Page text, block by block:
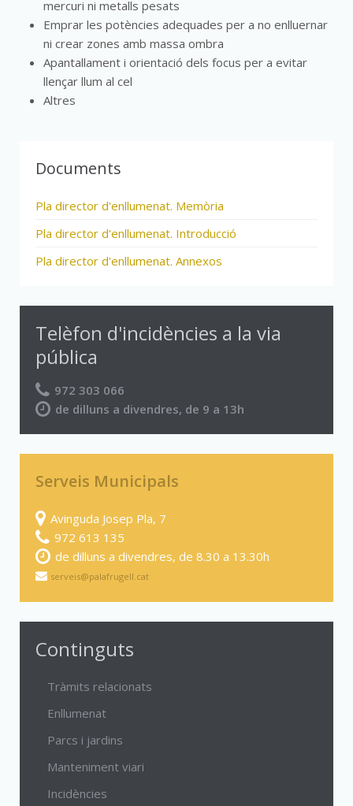
mercuri ni metalls pesats
Emprar les potències adequades per a no enlluernar
ni crear zones amb massa ombra
Apantallament i orientació dels focus per a evitar
llençar llum al cel
Altres
Documents
Pla director d'enllumenat. Memòria
Pla director d'enllumenat. Introducció
Pla director d'enllumenat. Annexos
Telèfon d'incidències a la via
pública
972 303 066
de dilluns a divendres, de 9 a 13h
Serveis Municipals
Avinguda Josep Pla, 7
972 613 135
de dilluns a divendres, de 8.30 a 13.30h
serveis@palafrugell.cat
Continguts
Tràmits relacionats
Enllumenat
Parcs i jardins
Manteniment viari
Incidències